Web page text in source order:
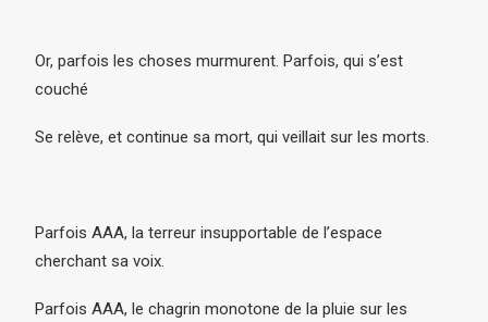
Or, parfois les choses murmurent. Parfois, qui s’est
couché
Se relève, et continue sa mort, qui veillait sur les morts.
Parfois AAA, la terreur insupportable de l’espace
cherchant sa voix.
Parfois AAA, le chagrin monotone de la pluie sur les